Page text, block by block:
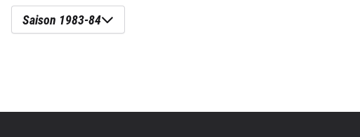
Saison 1983-84